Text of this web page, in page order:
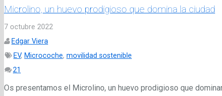
Microlino, un huevo prodigioso que domina la ciudad
7 octubre 2022
Edgar Viera
EV, Microcoche, movilidad sostenible
21
Os presentamos el Microlino, un huevo prodigioso que